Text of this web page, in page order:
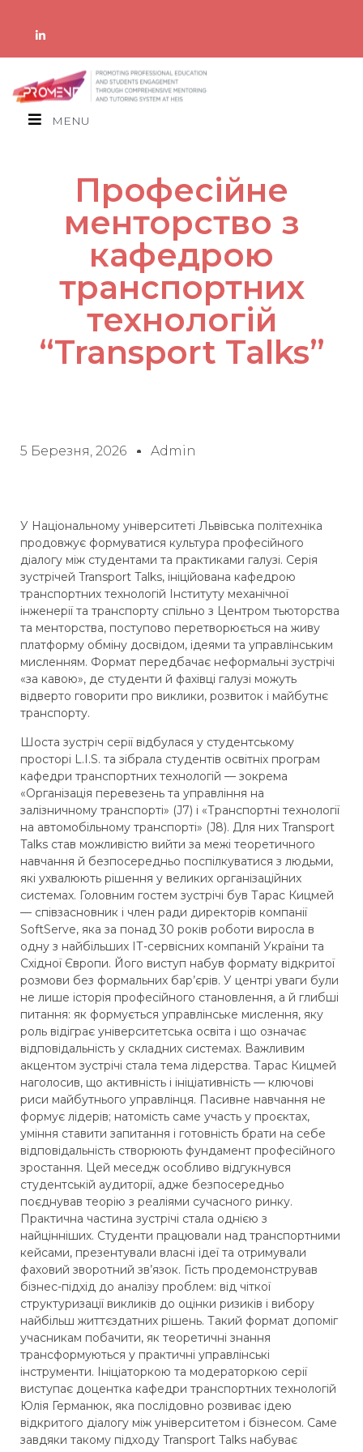
MENU
Професійне
менторство з
кафедрою
транспортних
технологій
“Transport Talks”
5 Березня, 2026 Admin
У Національному університеті Львівська політехніка
продовжує формуватися культура професійного
діалогу між студентами та практиками галузі. Серія
зустрічей Transport Talks, ініційована кафедрою
транспортних технологій Інституту механічної
інженерії та транспорту спільно з Центром тьюторства
та менторства, поступово перетворюється на живу
платформу обміну досвідом, ідеями та управлінським
мисленням. Формат передбачає неформальні зустрічі
«за кавою», де студенти й фахівці галузі можуть
відверто говорити про виклики, розвиток і майбутнє
транспорту.
Шоста зустріч серії відбулася у студентському
просторі L.I.S. та зібрала студентів освітніх програм
кафедри транспортних технологій — зокрема
«Організація перевезень та управління на
залізничному транспорті» (J7) і «Транспортні технології
на автомобільному транспорті» (J8). Для них Transport
Talks став можливістю вийти за межі теоретичного
навчання й безпосередньо поспілкуватися з людьми,
які ухвалюють рішення у великих організаційних
системах. Головним гостем зустрічі був Тарас Кицмей
— співзасновник і член ради директорів компанії
SoftServe, яка за понад 30 років роботи виросла в
одну з найбільших ІТ-сервісних компаній України та
Східної Європи. Його виступ набув формату відкритої
розмови без формальних бар’єрів. У центрі уваги були
не лише історія професійного становлення, а й глибші
питання: як формується управлінське мислення, яку
роль відіграє університетська освіта і що означає
відповідальність у складних системах. Важливим
акцентом зустрічі стала тема лідерства. Тарас Кицмей
наголосив, що активність і ініціативність — ключові
риси майбутнього управлінця. Пасивне навчання не
формує лідерів; натомість саме участь у проєктах,
уміння ставити запитання і готовність брати на себе
відповідальність створюють фундамент професійного
зростання. Цей меседж особливо відгукнувся
студентській аудиторії, адже безпосередньо
поєднував теорію з реаліями сучасного ринку.
Практична частина зустрічі стала однією з
найцінніших. Студенти працювали над транспортними
кейсами, презентували власні ідеї та отримували
фаховий зворотний зв’язок. Гість продемонстрував
бізнес-підхід до аналізу проблем: від чіткої
структуризації викликів до оцінки ризиків і вибору
найбільш життєздатних рішень. Такий формат допоміг
учасникам побачити, як теоретичні знання
трансформуються у практичні управлінські
інструменти. Ініціаторкою та модераторкою серії
виступає доцентка кафедри транспортних технологій
Юлія Германюк, яка послідовно розвиває ідею
відкритого діалогу між університетом і бізнесом. Саме
завдяки такому підходу Transport Talks набуває